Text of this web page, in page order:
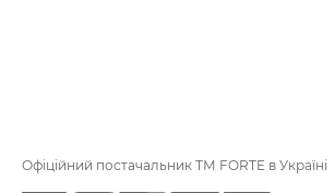
Офіційний постачальник ТМ FORTE в Україні